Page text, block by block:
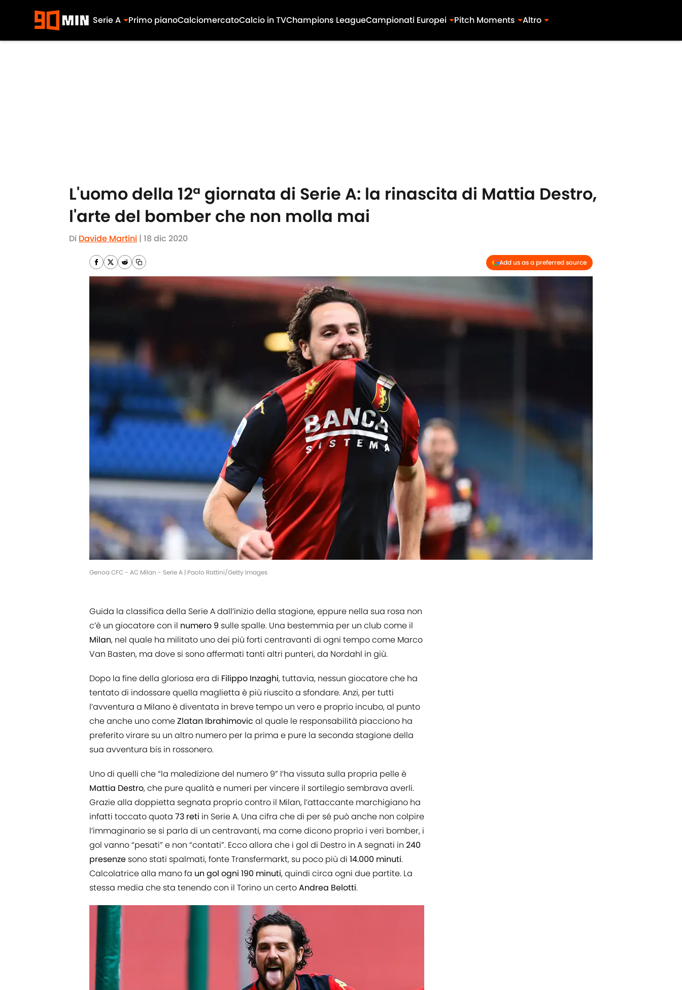
Serie A Primo pianoCalciomercatoCalcio in TVChampions LeagueCampionati Europei Pitch Moments Altro
L'uomo della 12ª giornata di Serie A: la rinascita di Mattia Destro,
l'arte del bomber che non molla mai
Di Davide Martini | 18 dic 2020
Add us as a preferred source
Genoa CFC - AC Milan - Serie A | Paolo Rattini/Getty Images
Guida la classifica della Serie A dall’inizio della stagione, eppure nella sua rosa non
c’è un giocatore con il numero 9 sulle spalle. Una bestemmia per un club come il
Milan, nel quale ha militato uno dei più forti centravanti di ogni tempo come Marco
Van Basten, ma dove si sono affermati tanti altri punteri, da Nordahl in giù.
Dopo la fine della gloriosa era di Filippo Inzaghi, tuttavia, nessun giocatore che ha
tentato di indossare quella maglietta è più riuscito a sfondare. Anzi, per tutti
l’avventura a Milano è diventata in breve tempo un vero e proprio incubo, al punto
che anche uno comeZlatan Ibrahimovic al quale le responsabilità piacciono ha
preferito virare su un altro numero per la prima e pure la seconda stagione della
sua avventura bis in rossonero.
Uno di quelli che “la maledizione del numero 9” l’ha vissuta sulla propria pelle è
Mattia Destro, che pure qualità e numeri per vincere il sortilegio sembrava averli.
Grazie alla doppietta segnata proprio contro il Milan, l’attaccante marchigiano ha
infatti toccato quota 73 reti in Serie A. Una cifra che di per sé può anche non colpire
l’immaginario se si parla di un centravanti, ma come dicono proprio i veri bomber, i
gol vanno “pesati” e non “contati”. Ecco allora che i gol di Destro in A segnati in 240
presenze sono stati spalmati, fonte Transfermarkt, su poco più di 14.000 minuti.
Calcolatrice alla mano fa un gol ogni 190 minuti, quindi circa ogni due partite. La
stessa media che sta tenendo con il Torino un certoAndrea Belotti.